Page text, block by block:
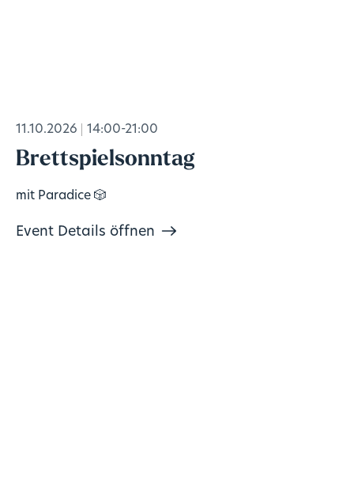
11.10.2026 14:00-21:00
Brettspielsonntag
mit Paradice 🎲
Event Details öffnen